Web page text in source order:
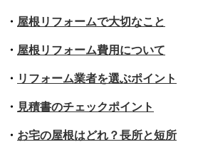
・ 屋根リフォームで大切なこと
・ 屋根リフォーム費用について
・ リフォーム業者を選ぶポイント
・ 見積書のチェックポイント
・ お宅の屋根はどれ？長所と短所